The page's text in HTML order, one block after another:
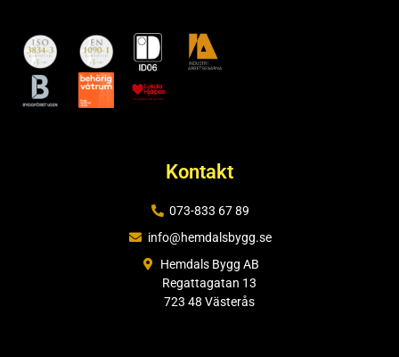
Kontakt
073-833 67 89
info@hemdalsbygg.se
Hemdals Bygg AB
Regattagatan 13
723 48 Västerås